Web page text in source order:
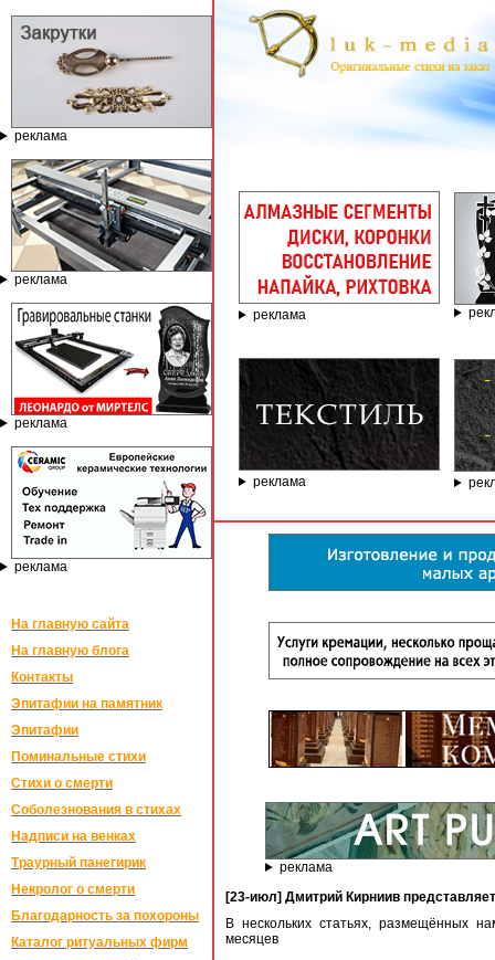
реклама
реклама
реклама
реклама
На главную сайта
На главную блога
Контакты
Эпитафии на памятник
Эпитафии
Поминальные стихи
Стихи о смерти
Соболезнования в стихах
Надписи на венках
Траурный панегирик
Некролог о смерти
Благодарность за похороны
Каталог ритуальных фирм
реклама
реклама
реклама
[23-июл] Дмитрий Кирниив
В нескольких статьях, размещённых
месяцев